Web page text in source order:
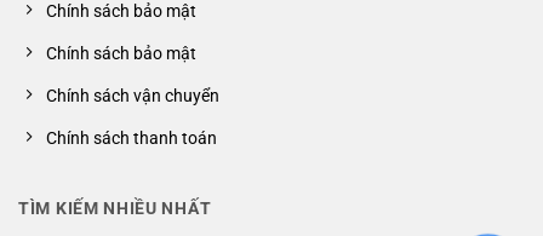
Chính sách bảo mật
Chính sách bảo mật
Chính sách vận chuyển
Chính sách thanh toán
TÌM KIẾM NHIỀU NHẤT